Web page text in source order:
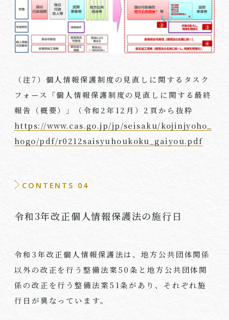
（注7 ）個人情報保護制度の見直しに関するタスク
フォース「個人情報保護制度の見直しに関する最終
報告（概要）」（令和 2年12 月） 2 頁から抜粋
https://www.cas.go.jp/jp/seisaku/kojinjyoho_
hogo/pdf/r0212saisyuhoukoku_gaiyou.pdf
CONTENTS 04
令和3年改正個人情報保護法の施行日
令和 3年改正個人情報保護法は、地方公共団体関係
以外の改正を行う整備法案50条と地方公共団体関
係の改正を行う整備法案51条があり、それぞれ施
行日が異なっています。